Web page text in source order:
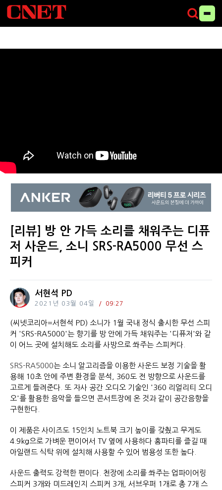
[리뷰] 방 안 가득 소리를 채워주는 디퓨
저 사운드, 소니 SRS-RA5000 무선 스
피커
서현석 PD
2021년 03월 04일 09:27
(씨넷코리아=서현석 PD) 소니가 1월 국내 정식 출시한 무선 스피
커 'SRS-RA5000'는 향기를 방 안에 가득 채워주는 '디퓨저'와 같
이 어느 곳에 설치해도 소리를 사방으로 쏴주는 스피커다.
SRS-RA5000는 소니 알고리즘을 이용한 사운드 보정 기술을 활
용해 10초 안에 주변 환경을 분석, 360도 전 방향으로 사운드를
고르게 들려준다. 또 자사 공간 오디오 기술인 '360 리얼리티 오디
오'를 활용한 음악을 들으면 콘서트장에 온 것과 같이 공간음향을
구현한다.
이 제품은 사이즈도 15인치 노트북 크기 높이를 갖췄고 무게도
4.9kg으로 가벼운 편이어서 TV 옆에 사용하다 홈파티를 즐길 때
아일랜드 식탁 위에 설치해 사용할 수 있어 범용성 또한 높다.
사운드 출력도 강력한 편이다. 천장에 소리를 쏴주는 업파이어링
스피커 3개와 미드레인지 스피커 3개, 서브우퍼 1개로 총 7개 스